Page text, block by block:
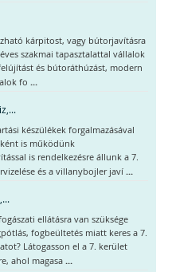
kárpitost, vagy bútorjavításra
szakmai tapasztalattal vállalok
és bútoráthúzást, modern
fo ...
készülékek forgalmazásával
is működünk
is rendelkezésre állunk a 7.
és a villanybojler javí ...
ellátásra van szüksége
fogbeültetés miatt keres a 7.
Látogasson el a 7. kerület
ahol magasa ...